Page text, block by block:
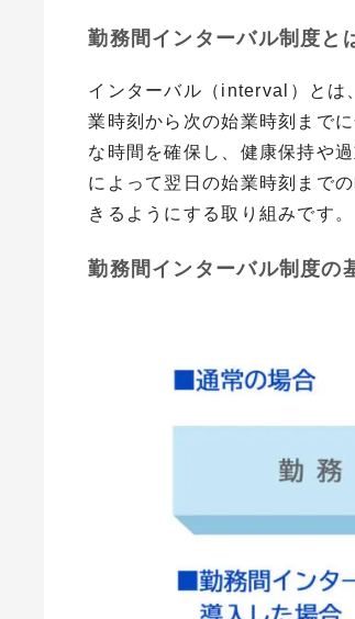
勤務間インターバル制度と
インターバル（ interval ）とは
業時刻から次の始業時刻まで
な時間を確保し、健康保持や
によって翌日の始業時刻まで
きるようにする取り組みです。
勤務間インターバル制度の